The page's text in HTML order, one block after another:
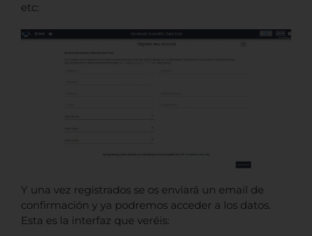
etc:
Y una vez registrados se os enviará un email de
confirmación y ya podremos acceder a los datos.
Esta es la interfaz que veréis: